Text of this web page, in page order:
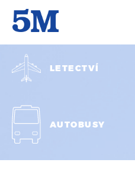
LETECTVÍ
AUTOBUSY